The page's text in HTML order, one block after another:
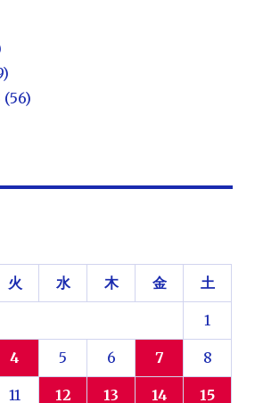
(56)
火 水 木 金 土
1
4 5 6 7 8
11 12 13 14 15